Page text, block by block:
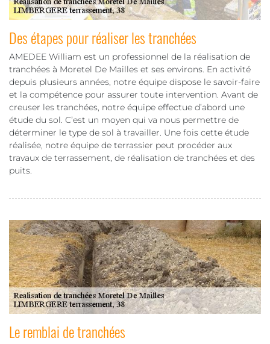
Des étapes pour réaliser les tranchées
AMEDEE William est un professionnel de la réalisation de
tranchées à Moretel De Mailles et ses environs. En activité
depuis plusieurs années, notre équipe dispose le savoir-faire
et la compétence pour assurer toute intervention. Avant de
creuser les tranchées, notre équipe effectue d’abord une
étude du sol. C’est un moyen qui va nous permettre de
déterminer le type de sol à travailler. Une fois cette étude
réalisée, notre équipe de terrassier peut procéder aux
travaux de terrassement, de réalisation de tranchées et des
puits.
Le remblai de tranchées